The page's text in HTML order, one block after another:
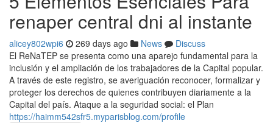
renaper central dni al instante
alicey802wpi6 269 days ago News
Discuss
El⁣ ReNaTEP se presenta como ‍una ⁣aparejo fundamental para la
inclusión y el ampliación de los trabajadores de la Capital popular.
⁣A través de este registro,⁣ se averiguación reconocer, formalizar y
proteger los derechos de quienes contribuyen diariamente a la
Capital del país. Ataque a la seguridad social: el Plan
https://haimm542sfr5.myparisblog.com/profile